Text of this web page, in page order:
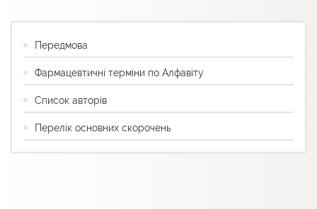
Передмова
Фармацевтичні терміни по Алфавіту
Список авторів
Перелік основних скорочень